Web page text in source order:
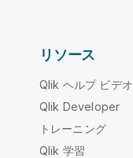
リソース
Qlik ヘルプ ビデオ
Qlik Developer
トレーニング
Qlik 学習